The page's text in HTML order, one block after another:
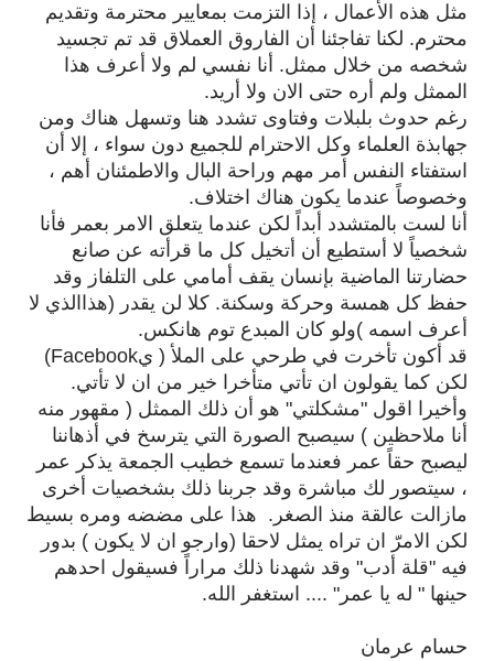
مثل هذه الأعمال ، إذا التزمت بمعايير محترمة وتقديم
محترم. لكنا تفاجئنا أن الفاروق العملاق قد تم تجسيد
شخصه من خلال ممثل. أنا نفسي لم ولا أعرف هذا
الممثل ولم أره حتى الان ولا أريد.
رغم حدوث بلبلات وفتاوى تشدد هنا وتسهل هناك ومن
جهابذة العلماء وكل الاحترام للجميع دون سواء ، إلا أن
استفتاء النفس أمر مهم وراحة البال والاطمئنان أهم ،
وخصوصاً عندما يكون هناك اختلاف.
أنا لست بالمتشدد أبداً لكن عندما يتعلق الامر بعمر فأنا
شخصياً لا أستطيع أن أتخيل كل ما قرأته عن صانع
حضارتنا الماضية بإنسان يقف أمامي على التلفاز وقد
حفظ كل همسة وحركة وسكنة. كلا لن يقدر (هذاالذي لا
أعرف اسمه )ولو كان المبدع توم هانكس.
قد أكون تأخرت في طرحي على الملأ ( يFacebook)
لكن كما يقولون ان تأتي متأخرا خير من ان لا تأتي.
وأخيرا اقول "مشكلتي" هو أن ذلك الممثل ( مقهور منه
أنا ملاحظين ) سيصبح الصورة التي يترسخ في أذهاننا
ليصبح حقاً عمر فعندما تسمع خطيب الجمعة يذكر عمر
، سيتصور لك مباشرة وقد جربنا ذلك بشخصيات أخرى
مازالت عالقة منذ الصغر. هذا على مضضه ومره بسيط
لكن الامرّ ان تراه يمثل لاحقا (وارجو ان لا يكون ) بدور
فيه "قلة أدب" وقد شهدنا ذلك مراراً فسيقول احدهم
حينها " له يا عمر" .... استغفر الله.
حسام عرمان